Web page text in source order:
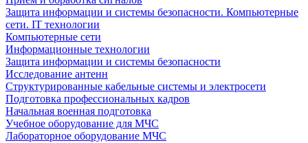
Защита информации и системы безопасности. Компьютерные
сети. IT технологии
Компьютерные сети
Информационные технологии
Защита информации и системы безопасности
Исследование антенн
Структурированные кабельные системы и электросети
Подготовка профессиональных кадров
Начальная военная подготовка
Учебное оборудование для МЧС
Лабораторное оборудование МЧС